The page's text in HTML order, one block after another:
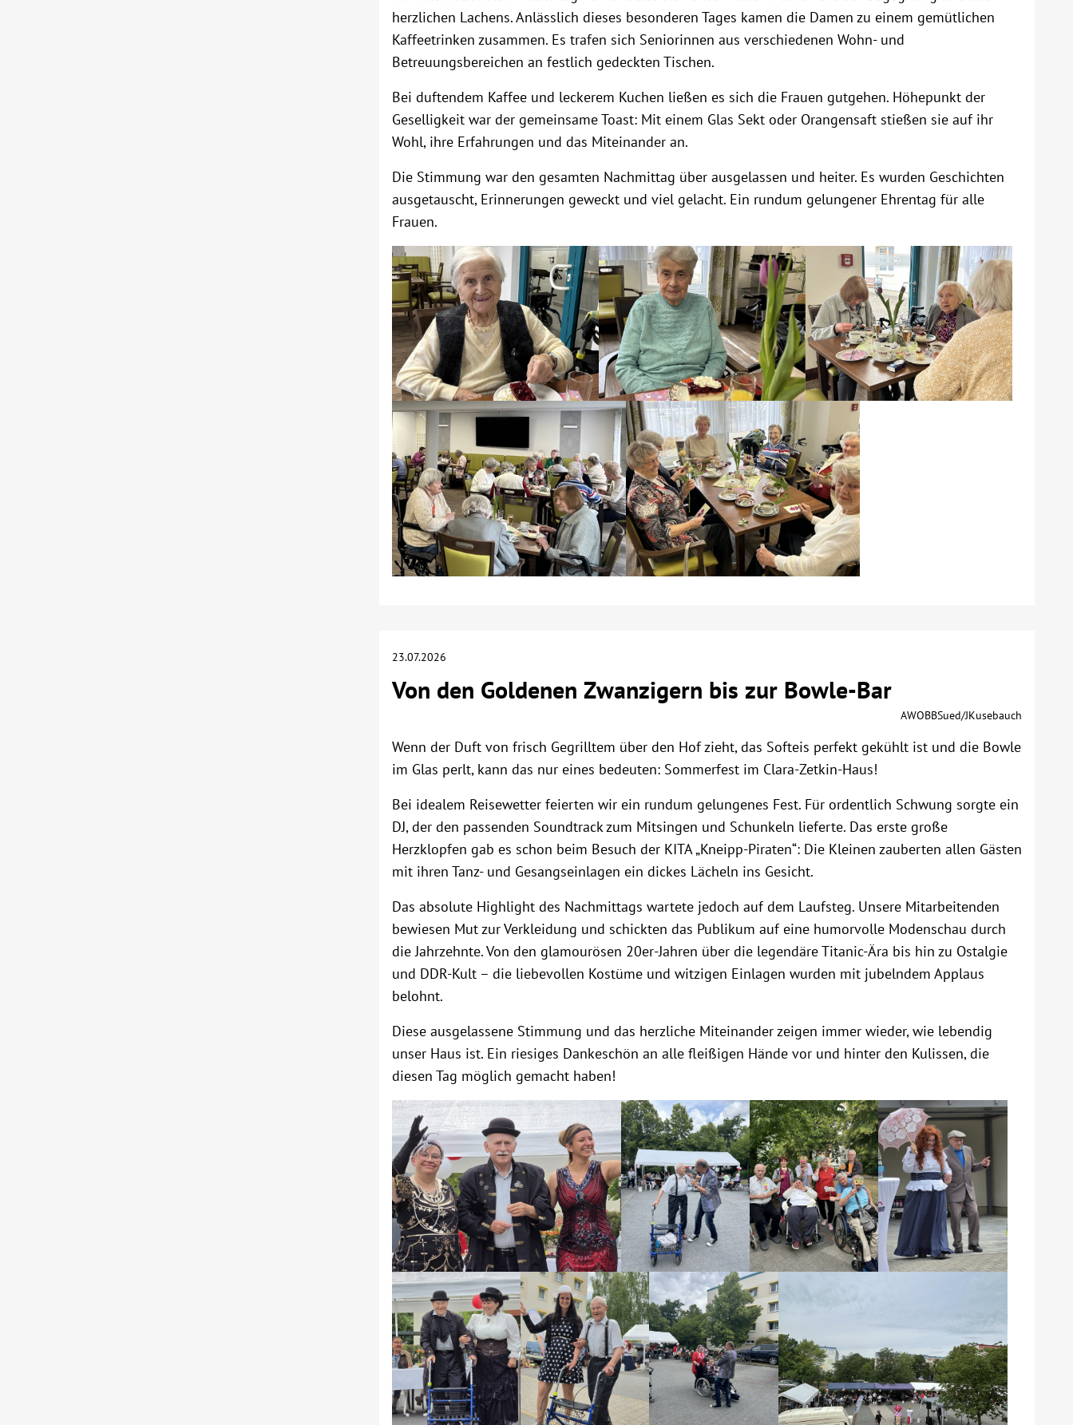
herzlichen Lachens. Anlässlich dieses besonderen Tages kamen die Damen zu einem gemütlichen
Kaffeetrinken zusammen. Es trafen sich Seniorinnen aus verschiedenen Wohn- und
Betreuungsbereichen an festlich gedeckten Tischen.
Bei duftendem Kaffee und leckerem Kuchen ließen es sich die Frauen gutgehen. Höhepunkt der
Geselligkeit war der gemeinsame Toast: Mit einem Glas Sekt oder Orangensaft stießen sie auf ihr
Wohl, ihre Erfahrungen und das Miteinander an.
Die Stimmung war den gesamten Nachmittag über ausgelassen und heiter. Es wurden Geschichten
ausgetauscht, Erinnerungen geweckt und viel gelacht. Ein rundum gelungener Ehrentag für alle
Frauen.
23.07.2026
Von den Goldenen Zwanzigern bis zur Bowle-Bar
AWOBBSued/JKusebauch
Wenn der Duft von frisch Gegrilltem über den Hof zieht, das Softeis perfekt gekühlt ist und die Bowle
im Glas perlt, kann das nur eines bedeuten: Sommerfest im Clara-Zetkin-Haus!
Bei idealem Reisewetter feierten wir ein rundum gelungenes Fest. Für ordentlich Schwung sorgte ein
DJ, der den passenden Soundtrack zum Mitsingen und Schunkeln lieferte. Das erste große
Herzklopfen gab es schon beim Besuch der KITA „Kneipp-Piraten“: Die Kleinen zauberten allen Gästen
mit ihren Tanz- und Gesangseinlagen ein dickes Lächeln ins Gesicht.
Das absolute Highlight des Nachmittags wartete jedoch auf dem Laufsteg. Unsere Mitarbeitenden
bewiesen Mut zur Verkleidung und schickten das Publikum auf eine humorvolle Modenschau durch
die Jahrzehnte. Von den glamourösen 20er-Jahren über die legendäre Titanic-Ära bis hin zu Ostalgie
und DDR-Kult – die liebevollen Kostüme und witzigen Einlagen wurden mit jubelndem Applaus
belohnt.
Diese ausgelassene Stimmung und das herzliche Miteinander zeigen immer wieder, wie lebendig
unser Haus ist. Ein riesiges Dankeschön an alle fleißigen Hände vor und hinter den Kulissen, die
diesen Tag möglich gemacht haben!